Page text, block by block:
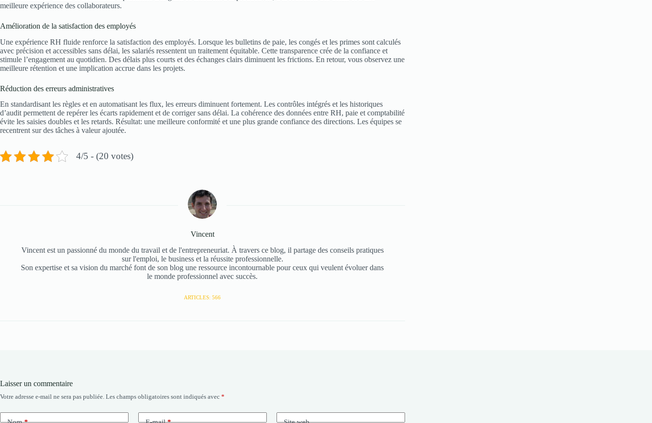
meilleure expérience des collaborateurs.
Amélioration de la satisfaction des employés
Une expérience RH fluide renforce la satisfaction des employés. Lorsque les bulletins de paie, les congés et les primes sont calculés
avec précision et accessibles sans délai, les salariés ressentent un traitement équitable. Cette transparence crée de la confiance et
stimule l’engagement au quotidien. Des délais plus courts et des échanges clairs diminuent les frictions. En retour, vous observez une
meilleure rétention et une implication accrue dans les projets.
Réduction des erreurs administratives
En standardisant les règles et en automatisant les flux, les erreurs diminuent fortement. Les contrôles intégrés et les historiques
d’audit permettent de repérer les écarts rapidement et de corriger sans délai. La cohérence des données entre RH, paie et comptabilité
évite les saisies doubles et les retards. Résultat: une meilleure conformité et une plus grande confiance des directions. Les équipes se
recentrent sur des tâches à valeur ajoutée.
4/5 - (20 votes)
Vincent
Vincent est un passionné du monde du travail et de l'entrepreneuriat. À travers ce blog, il partage des conseils pratiques
sur l'emploi, le business et la réussite professionnelle.
Son expertise et sa vision du marché font de son blog une ressource incontournable pour ceux qui veulent évoluer dans
le monde professionnel avec succès.
ARTICLES: 566
Laisser un commentaire
Votre adresse e-mail ne sera pas publiée. Les champs obligatoires sont indiqués avec *